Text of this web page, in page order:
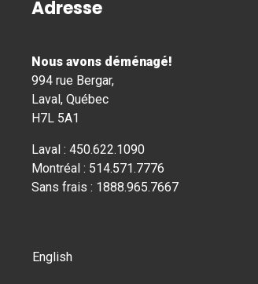
Adresse
Nous avons déménagé!
994 rue Bergar,
Laval, Québec
H7L 5A1
Laval : 450.622.1090
Montréal : 514.571.7776
Sans frais : 1888.965.7667
English